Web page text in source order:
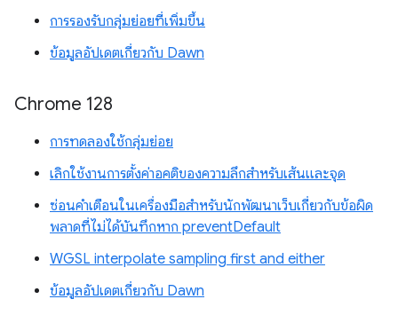
การรองรับกลุ่มย่อยที่เพิ่มขึ้น
ข้อมูลอัปเดตเกี่ยวกับ Dawn
Chrome 128
การทดลองใช้กลุ่มย่อย
เลิกใช้งานการตั้งค่าอคติของความลึกสำหรับเส้นและจุด
ซ่อนคำเตือนในเครื่องมือสำหรับนักพัฒนาเว็บเกี่ยวกับข้อผิด
พลาดที่ไม่ได้บันทึกหาก preventDefault
WGSL interpolate sampling first and either
ข้อมูลอัปเดตเกี่ยวกับ Dawn